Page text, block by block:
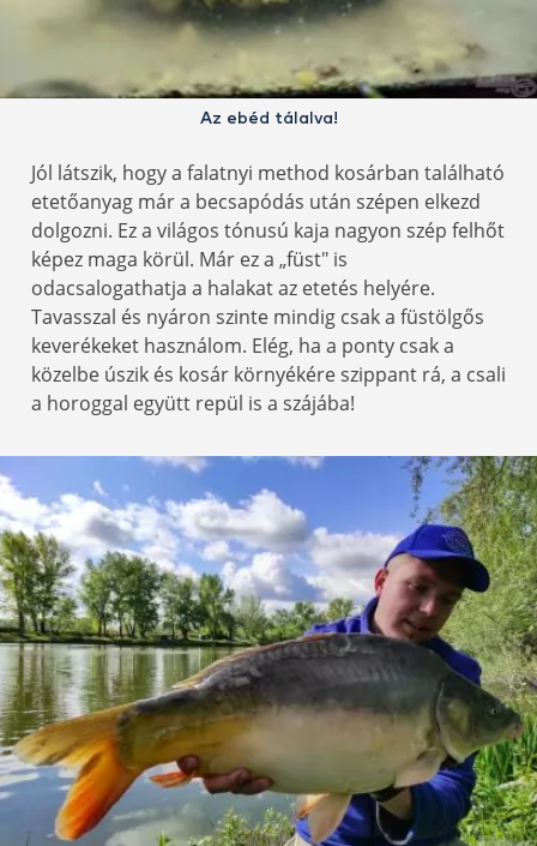
Az ebéd tálalva!
Jól látszik, hogy a falatnyi method kosárban található
etetőanyag már a becsapódás után szépen elkezd
dolgozni. Ez a világos tónusú kaja nagyon szép felhőt
képez maga körül. Már ez a „füst" is
odacsalogathatja a halakat az etetés helyére.
Tavasszal és nyáron szinte mindig csak a füstölgős
keverékeket használom. Elég, ha a ponty csak a
közelbe úszik és kosár környékére szippant rá, a csali
a horoggal együtt repül is a szájába!